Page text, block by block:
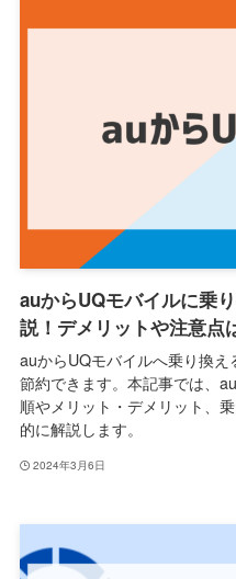
auからUQモバイルに乗
説！デメリットや注意点
auからUQモバイルへ乗り換
節約できます。本記事では、
順やメリット・デメリット、
的に解説します。
2024年3月6日